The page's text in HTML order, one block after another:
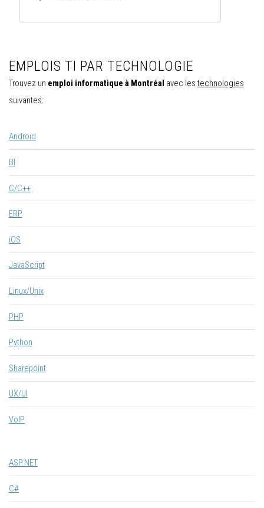
EMPLOIS TI PAR TECHNOLOGIE
Trouvez un emploi informatique à Montréal avec les technologies
suivantes:
Android
BI
C/C++
ERP
iOS
JavaScript
Linux/Unix
PHP
Python
Sharepoint
UX/UI
VoIP
ASP.NET
C#